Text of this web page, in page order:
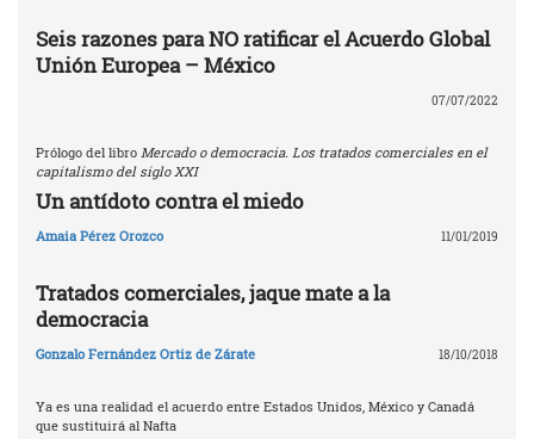
Seis razones para NO ratificar el Acuerdo Global
Unión Europea – México
07/07/2022
Prólogo del libro Mercado o democracia. Los tratados comerciales en el
capitalismo del siglo XXI
Un antídoto contra el miedo
Amaia Pérez Orozco 11/01/2019
Tratados comerciales, jaque mate a la
democracia
Gonzalo Fernández Ortiz de Zárate 18/10/2018
Ya es una realidad el acuerdo entre Estados Unidos, México y Canadá
que sustituirá al Nafta